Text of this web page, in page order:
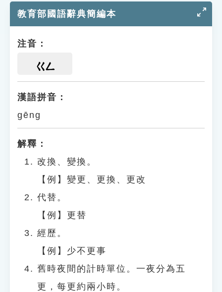
教育部國語辭典簡編本
注音：
ㄍㄥ
漢語拼音：
gēng
解釋：
改換、變換。
【例】變更、更換、更改
代替。
【例】更替
經歷。
【例】少不更事
舊時夜間的計時單位。一夜分為五
更，每更約兩小時。